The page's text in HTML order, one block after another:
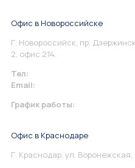
Офис в Новороссийске
Г. Новороссийск, пр.
2, офис 214.
Тел:
Email:
График работы:
Офис в Краснодаре
Г. Краснодар, ул. Воронежская,